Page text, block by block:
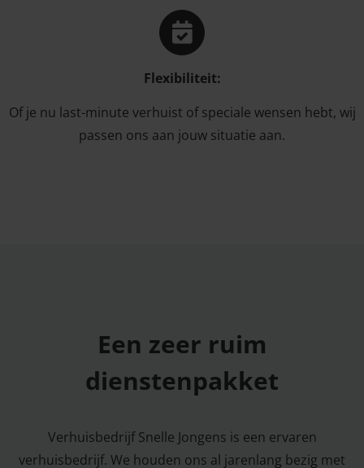
Flexibiliteit:
Of je nu last-minute verhuist of speciale wensen hebt, wij
passen ons aan jouw situatie aan.
Een zeer ruim
dienstenpakket
Verhuisbedrijf Snelle Jongens is een ervaren
verhuisbedrijf. We houden ons al jarenlang bezig met